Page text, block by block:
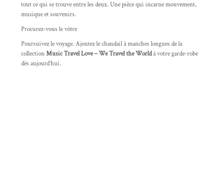
tout ce qui se trouve entre les deux. Une pièce qui incarne mouvement,
musique et souvenirs.
Procurez-vous le vôtre
Poursuivez le voyage. Ajoutez le chandail à manches longues de la
collectionMusic Travel Love – We Travel the Worldà votre garde-robe
dès aujourd’hui.